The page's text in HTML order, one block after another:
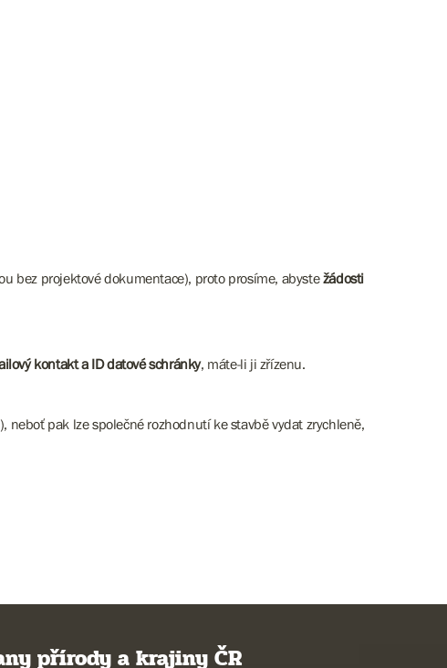
bez projektové dokumentace), proto prosíme, abystežádosti
kontakt a ID datové schránky, máte-li ji zřízenu.
neboť pak lze společné rozhodnutí ke stavbě vydat zrychleně,
přírody a krajiny ČR